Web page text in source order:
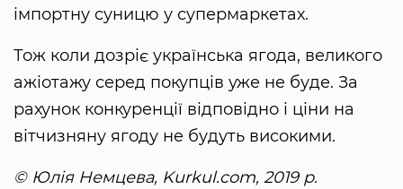
імпортну суницю у супермаркетах.
Тож коли дозріє українська ягода, великого
ажіотажу серед покупців уже не буде. За
рахунок конкуренції відповідно і ціни на
вітчизняну ягоду не будуть високими.
© Юлія Немцева, Kurkul.com, 2019 р.